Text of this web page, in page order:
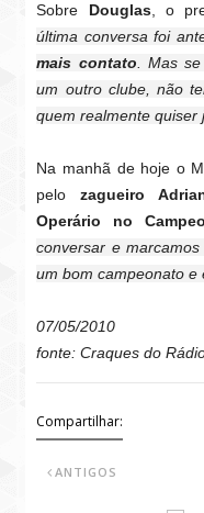
Sobre Douglas, o
última conversa foi
mais contato . Mas
um outro clube, não
quem realmente quiser
Na manhã de hoje o
pelozagueiro
Operário no
conversar e
um bom campeonato e
07/05/2010
fonte: Craques do
Compartilhar:
ANTIGOS